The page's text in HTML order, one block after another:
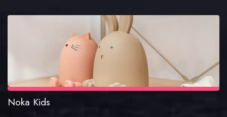
Noka Kids